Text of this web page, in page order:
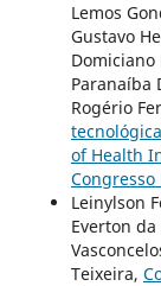
Lemos
Gustavo
Paranaíba
Rogério
of Health
Leinylson
Everton
Teixeira,